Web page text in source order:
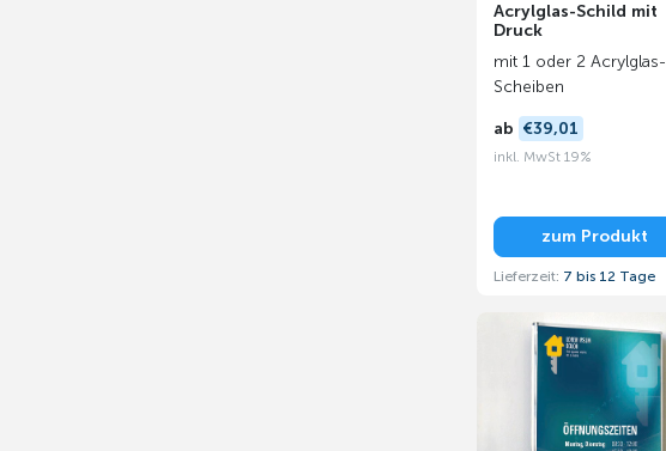
Acrylglas-Schild mit
Druck
mit 1 oder 2 Acrylglas-
Scheiben
ab €39,01
inkl. MwSt 19%
zum Produkt
Lieferzeit: 7 bis 12 Tage